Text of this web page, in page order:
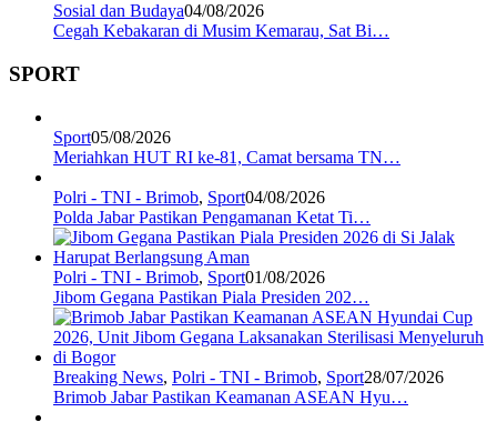
Sosial dan Budaya04/08/2026
Cegah Kebakaran di Musim Kemarau, Sat Bi…
SPORT
Sport05/08/2026
Meriahkan HUT RI ke-81, Camat bersama TN…
Polri - TNI - Brimob, Sport04/08/2026
Polda Jabar Pastikan Pengamanan Ketat Ti…
Polri - TNI - Brimob, Sport01/08/2026
Jibom Gegana Pastikan Piala Presiden 202…
Breaking News, Polri - TNI - Brimob, Sport28/07/2026
Brimob Jabar Pastikan Keamanan ASEAN Hyu…